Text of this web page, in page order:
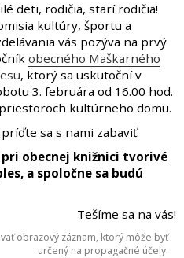
deti, rodičia, starí rodičia!
kultúry, športu a
vás pozýva na prvý
obecného Maškarného
, ktorý sa uskutoční v
3. februára od 16.00 hod.
kultúrneho domu.
sa s nami zabaviť.
obecnej knižnici tvorivé
a spoločne sa budú
Tešíme sa na vás!
obrazový záznam, ktorý môže byť
určený na propagačné účely.